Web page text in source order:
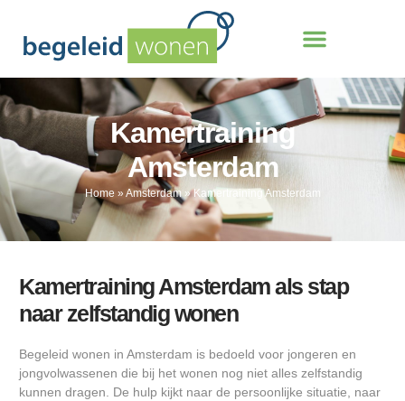
Kamertraining
Amsterdam
Home » Amsterdam»Kamertraining Amsterdam
Kamertraining Amsterdam als stap
naar zelfstandig wonen
Begeleid wonen in Amsterdam is bedoeld voor jongeren en
jongvolwassenen die bij het wonen nog niet alles zelfstandig
kunnen dragen. De hulp kijkt naar de persoonlijke situatie, naar